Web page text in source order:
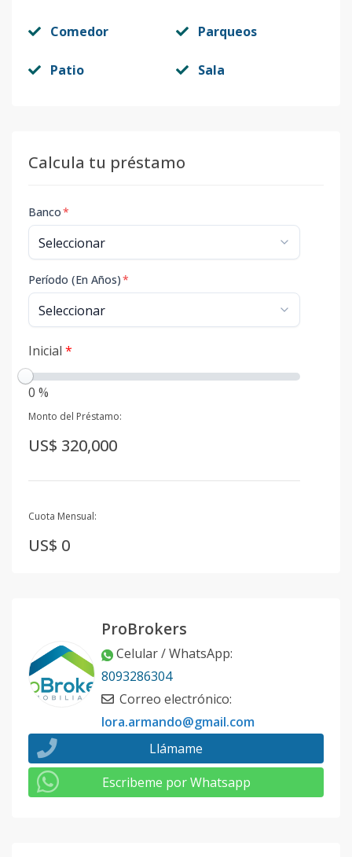
Comedor Parqueos
Patio Sala
Calcula tu préstamo
Banco*
Período (En Años)*
Inicial *
0 %
Monto del Préstamo:
US$ 320,000
Cuota Mensual:
US$ 0
ProBrokers
Celular / WhatsApp:
8093286304
Correo electrónico:
lora.armando@gmail.com
Llámame
Escribeme por Whatsapp